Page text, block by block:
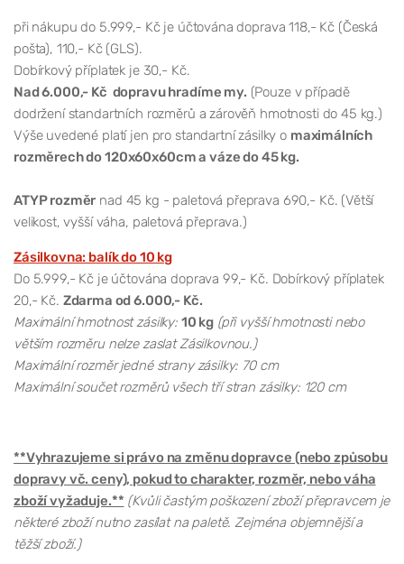
při nákupu do 5.999,- Kč je účtována doprava 118,- Kč (Česká
pošta), 110,- Kč (GLS).
Dobírkový příplatek je 30,- Kč.
Nad 6.000,- Kč dopravu hradíme my. (Pouze v případě
dodržení standartních rozměrů a zárověň hmotnosti do 45 kg.)
Výše uvedené platí jen pro standartní zásilky o maximálních
rozměrech do 120x60x60cm a váze do 45 kg.
ATYP rozměr nad 45 kg - paletová přeprava 690,- Kč. (Větší
velikost, vyšší váha, paletová přeprava.)
Zásilkovna: balík do 10 kg
Do 5.999,- Kč je účtována doprava 99,- Kč. Dobírkový příplatek
20,- Kč. Zdarma od 6.000,- Kč.
Maximální hmotnost zásilky: 10 kg (při vyšší hmotnosti nebo
větším rozměru nelze zaslat Zásilkovnou.)
Maximální rozměr jedné strany zásilky: 70 cm
Maximální součet rozměrů všech tří stran zásilky: 120 cm
**Vyhrazujeme si právo na změnu dopravce (nebo způsobu
dopravy vč. ceny), pokud to charakter, rozměr, nebo váha
zboží vyžaduje.** (Kvůli častým poškození zboží přepravcem je
některé zboží nutno zasílat na paletě. Zejména objemnější a
těžší zboží.)